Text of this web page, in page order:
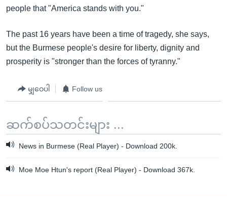
people that "America stands with you."
The past 16 years have been a time of tragedy, she says,
but the Burmese people's desire for liberty, dignity and
prosperity is "stronger than the forces of tyranny."
မျှဝေပါ Follow us
ဆက်စပ်သတင်းများ ...
News in Burmese (Real Player) - Download 200k.
Moe Moe Htun's report (Real Player) - Download 367k.